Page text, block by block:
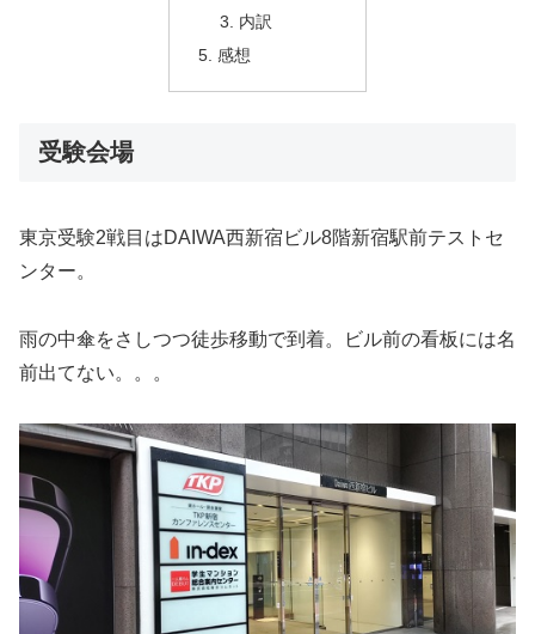
内訳
感想
受験会場
東京受験2戦目はDAIWA西新宿ビル8階新宿駅前テストセ
ンター。
雨の中傘をさしつつ徒歩移動で到着。ビル前の看板には名
前出てない。。。